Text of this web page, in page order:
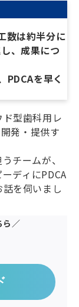
数は約半分に
、成果につ
PDCAを早く
型歯科用レ
発・提供す
チームが、
ディにPDCA
を伺いまし
ら／